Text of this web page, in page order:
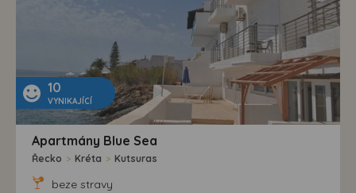
10
VYNIKAJÍCÍ
Apartmány Blue Sea
Řecko > Kréta > Kutsuras
beze stravy